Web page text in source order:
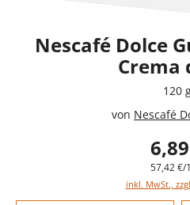
Nescafé Dolce
Crema
120
von Nescafé
57,42 €/
inkl. MwSt.,